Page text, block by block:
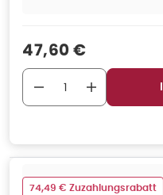
Verkaufspreis
47,60 €
74,49 € Zuzahlungsrabatt